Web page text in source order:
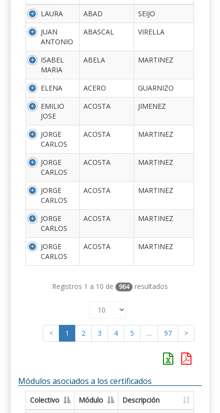
LAURA
ABAD
SEIJO
JUAN
ANTONIO
ABASCAL VIRELLA
ISABEL
MARIA
ABELA MARTINEZ
ELENA ACERO
GUARNIZO
EMILIO
JOSE
ACOSTA JIMENEZ
JORGE
CARLOS
ACOSTA MARTINEZ
JORGE
CARLOS
ACOSTA MARTINEZ
JORGE
CARLOS
ACOSTA MARTINEZ
JORGE
CARLOS
ACOSTA MARTINEZ
JORGE
CARLOS
ACOSTA MARTINEZ
Registros 1 a 10 de 964 resultados
< 1 2 3 4 5 … 97 >
Módulos asociados a los certificados
Colectivo Módulo
Descripción